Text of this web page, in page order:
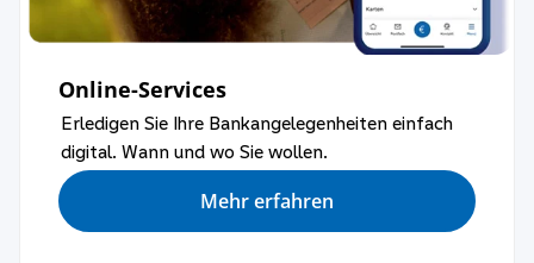
Online-Services
Erledigen Sie Ihre Bankangelegenheiten einfach
digital. Wann und wo Sie wollen.
Mehr erfahren